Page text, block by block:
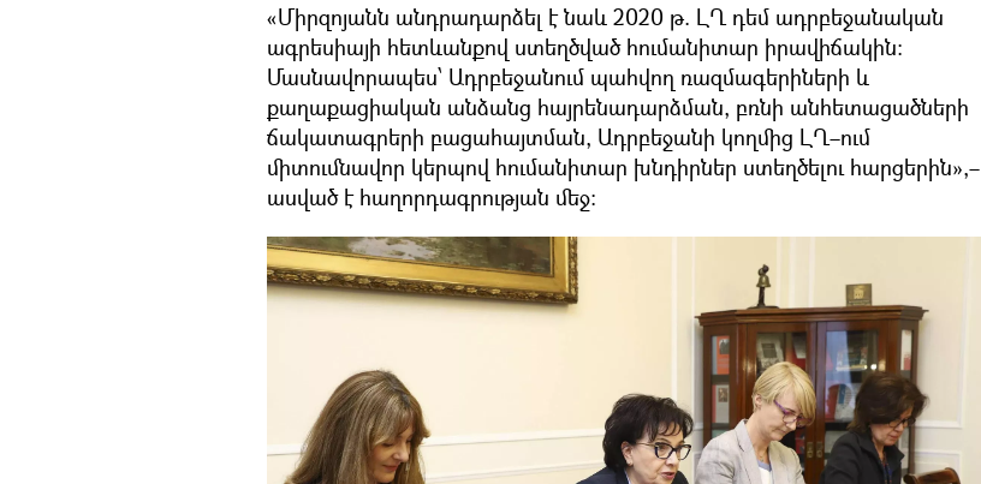
«Միրզոյանն անդրադարձել է նաև 2020 թ. ԼՂ դեմ ադրբեջանական
ագրեսիայի հետևանքով ստեղծված հումանիտար իրավիճակին։
Մասնավորապես՝ Ադրբեջանում պահվող ռազմագերիների և
քաղաքացիական անձանց հայրենադարձման, բռնի անհետացածների
ճակատագրերի բացահայտման, Ադրբեջանի կողմից ԼՂ–ում
միտումնավոր կերպով հումանիտար խնդիրներ ստեղծելու հարցերին»,–
ասված է հաղորդագրության մեջ։